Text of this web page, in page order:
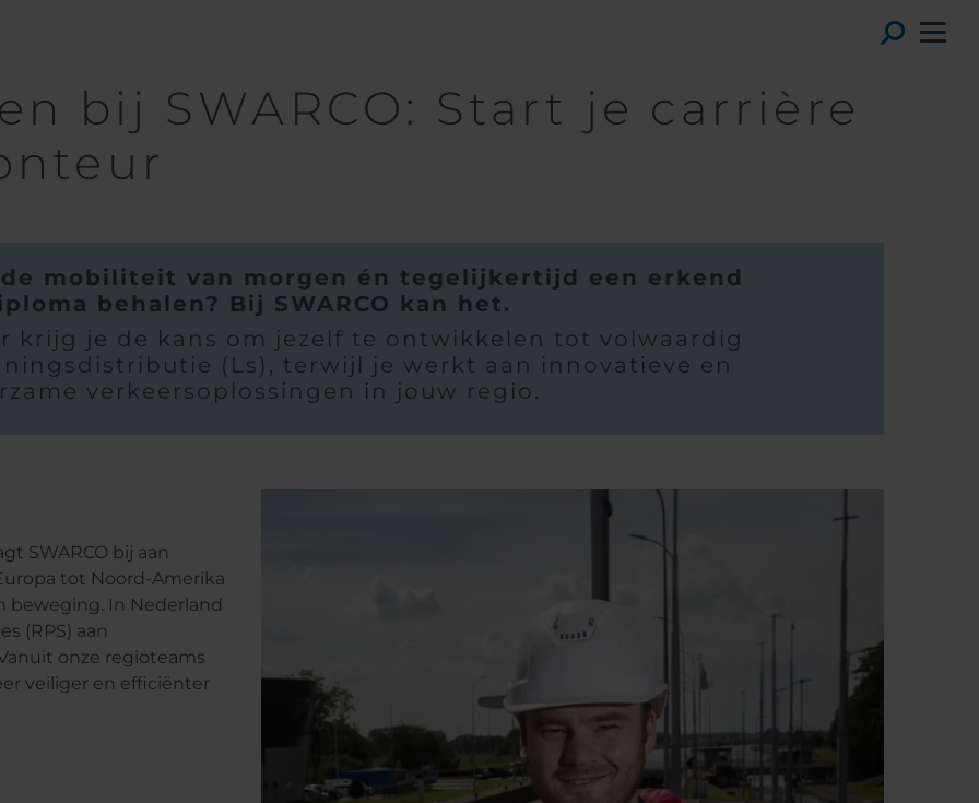
bij SWARCO: Start je carrière
mobiliteit van morgen én tegelijkertijd een erkend
behalen? Bij SWARCO kan het.
krijg je de kans om jezelf te ontwikkelen tot volwaardig
(Ls), terwijl je werkt aan innovatieve en
verkeersoplossingen in jouw regio.
SWARCO bij aan
tot Noord-Amerika
beweging. In Nederland
(RPS) aan
onze regioteams
veiliger en efficiënter